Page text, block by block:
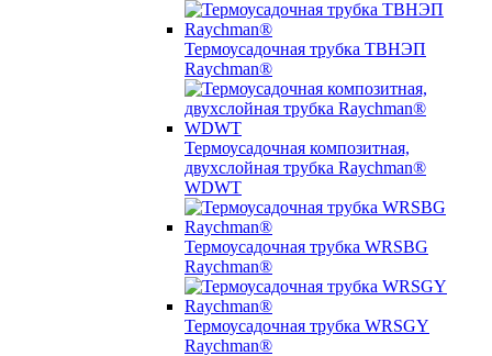
Термоусадочная трубка ТВНЭП
Raychman®
Термоусадочная композитная,
двухслойная трубка Raychman®
WDWT
Термоусадочная трубка WRSBG
Raychman®
Термоусадочная трубка WRSGY
Raychman®